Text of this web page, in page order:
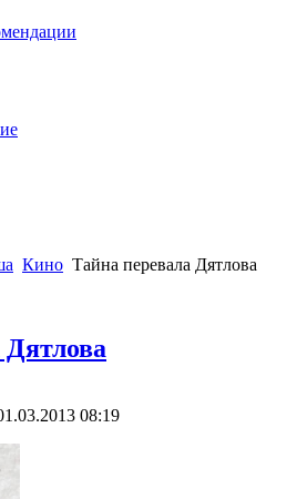
Кино Тайна перевала Дятлова
Дятлова
08:19